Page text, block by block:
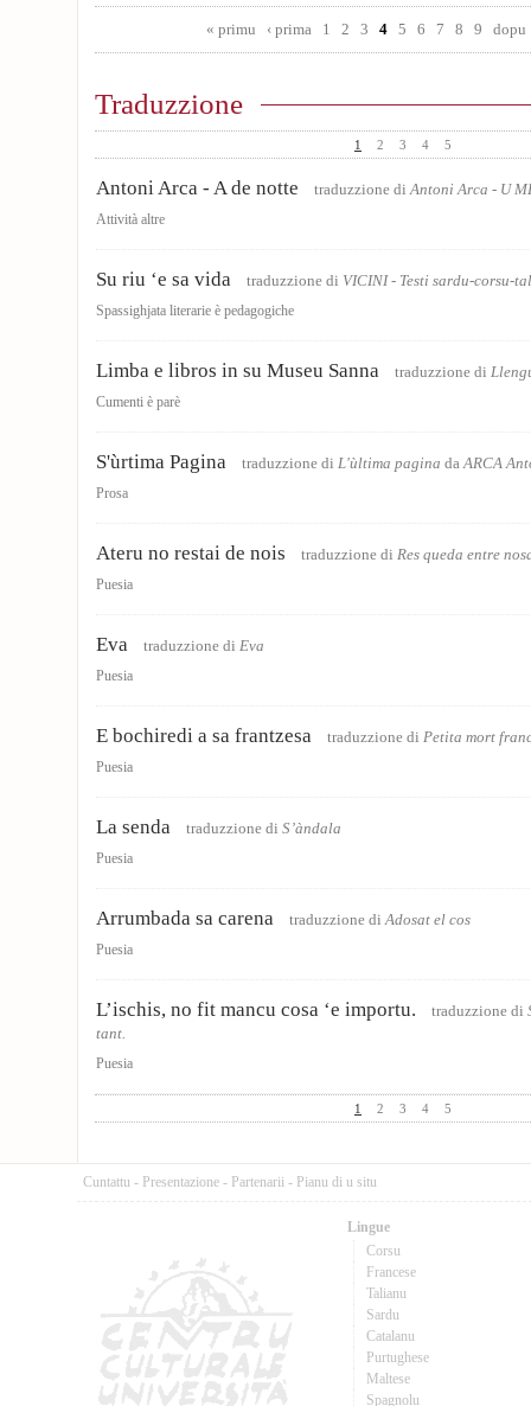
« primu
‹ prima 1 2 3 4 5 6 7 8 9 dopu
Traduzzione
1 2 3 4 5
Antoni Arca - A de notte traduzzione diAntoni Arca - U
Attività altre
Su riu ‘e sa vida traduzzione di VICINI - Testi sardu-corsu-
Spassighjata literarie è pedagogiche
Limba e libros in su Museu Sanna traduzzione di
Cumenti è parè
S'ùrtima Pagina traduzzione di L'ùltima pagina daARCA
Prosa
Ateru no restai de nois traduzzione di Res queda entre
Puesia
Eva traduzzione di Eva
Puesia
E bochiredi a sa frantzesa traduzzione di Petita mort
Puesia
La senda traduzzione di S’àndala
Puesia
Arrumbada sa carena traduzzione diAdosat el cos
Puesia
L’ischis, no fit mancu cosa ‘e importu. traduzzione di
tant.
Puesia
1 2 3 4 5
Cuntattu - Presentazione - Partenarii - Pianu di u situ
Lingue
Corsu
Francese
Talianu
Sardu
Catalanu
Purtughese
Maltese
Spagnolu